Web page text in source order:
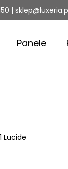
|
Panele
Lucide